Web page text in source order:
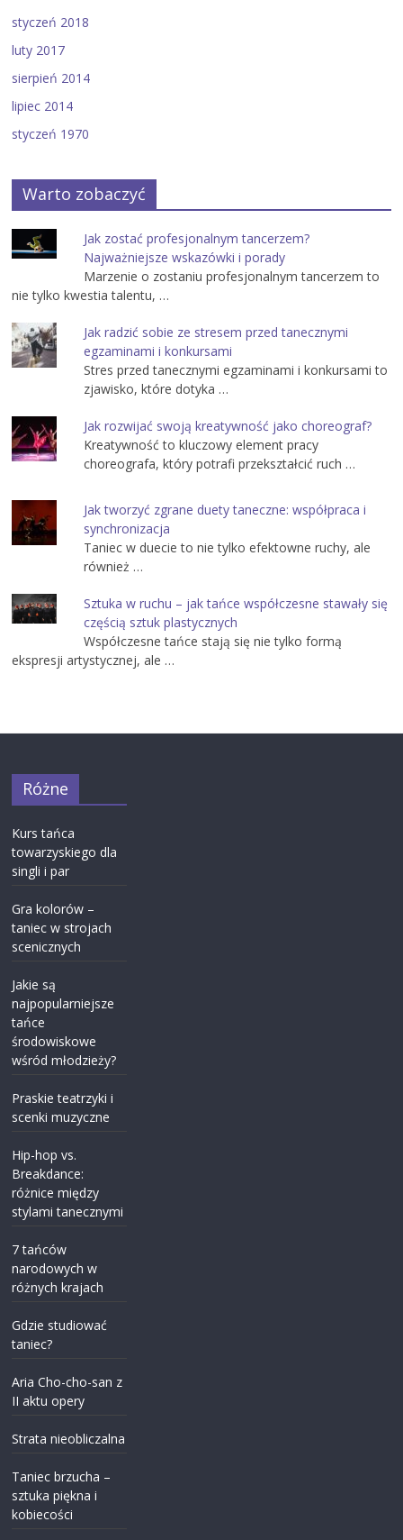
styczeń 2018
luty 2017
sierpień 2014
lipiec 2014
styczeń 1970
Warto zobaczyć
Jak zostać profesjonalnym tancerzem?
Najważniejsze wskazówki i porady
Marzenie o zostaniu profesjonalnym tancerzem to
nie tylko kwestia talentu, …
Jak radzić sobie ze stresem przed tanecznymi
egzaminami i konkursami
Stres przed tanecznymi egzaminami i konkursami to
zjawisko, które dotyka …
Jak rozwijać swoją kreatywność jako choreograf?
Kreatywność to kluczowy element pracy
choreografa, który potrafi przekształcić ruch …
Jak tworzyć zgrane duety taneczne: współpraca i
synchronizacja
Taniec w duecie to nie tylko efektowne ruchy, ale
również …
Sztuka w ruchu – jak tańce współczesne stawały się
częścią sztuk plastycznych
Współczesne tańce stają się nie tylko formą
ekspresji artystycznej, ale …
Różne
Kurs tańca
towarzyskiego dla
singli i par
Gra kolorów –
taniec w strojach
scenicznych
Jakie są
najpopularniejsze
tańce
środowiskowe
wśród młodzieży?
Praskie teatrzyki i
scenki muzyczne
Hip-hop vs.
Breakdance:
różnice między
stylami tanecznymi
7 tańców
narodowych w
różnych krajach
Gdzie studiować
taniec?
Aria Cho-cho-san z
II aktu opery
Strata nieobliczalna
Taniec brzucha –
sztuka piękna i
kobiecości